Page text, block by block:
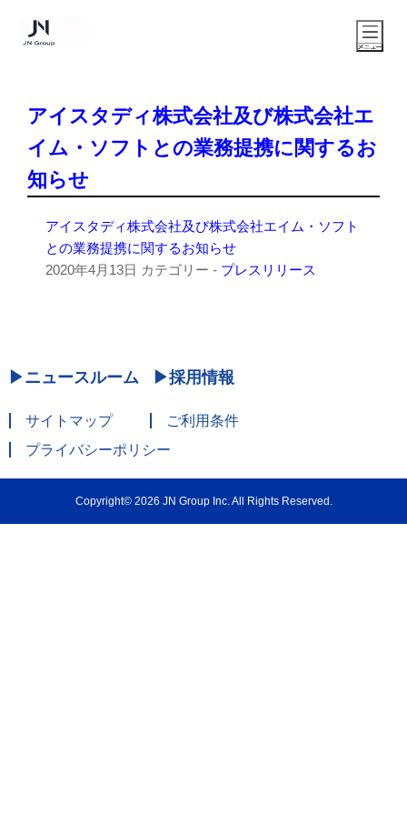
アイスタディ株式会社及び株式会社エ
イム・ソフトとの業務提携に関するお
知らせ
アイスタディ株式会社及び株式会社エイム・ソフト
との業務提携に関するお知らせ
2020年4月13日 カテゴリー - プレスリリース
ニュースルーム 採用情報
サイトマップ
ご利用条件
プライバシーポリシー
Copyright© 2026 JN Group Inc. All Rights Reserved.